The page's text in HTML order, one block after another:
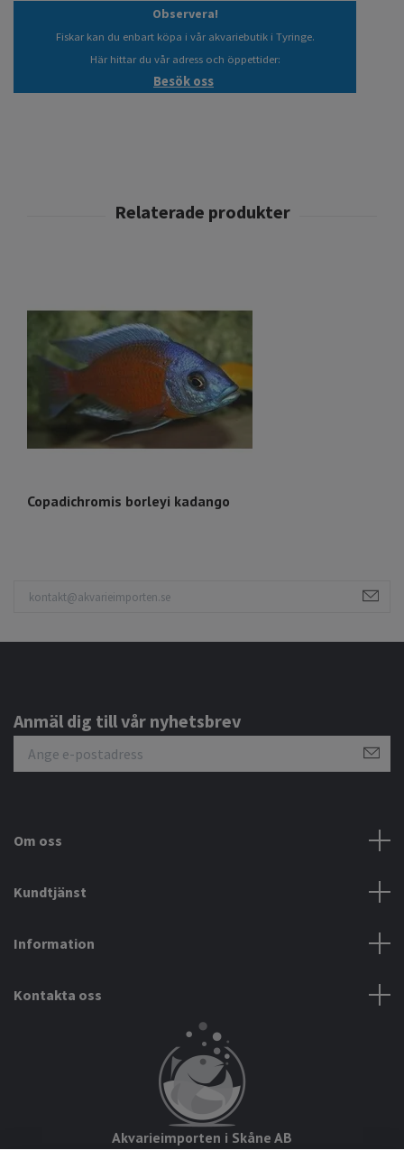
Observera!
Fiskar kan du enbart köpa i vår akvariebutik i Tyringe.
Här hittar du vår adress och öppettider:
Besök oss
Copadichromis borleyi kadango
Anmäl dig till vår nyhetsbrev
Om oss
Kundtjänst
Information
Kontakta oss
Akvarieimporten i Skåne AB